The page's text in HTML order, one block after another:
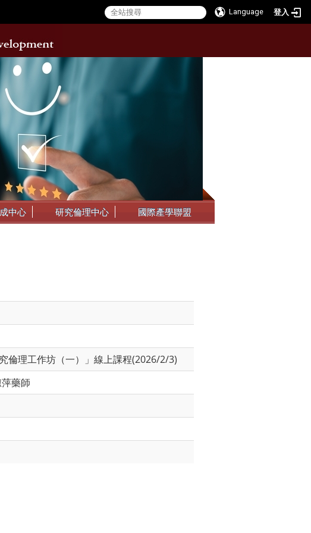
Language 登入
中心 研究倫理中心 國際產學聯盟
倫理工作坊（一）」線上課程(2026/2/3)
藥師